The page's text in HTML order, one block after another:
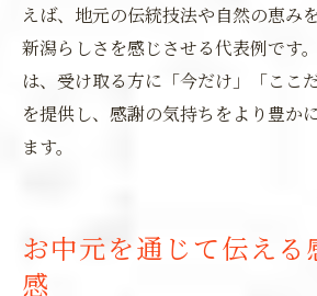
えば、地元の伝統技法や自然の恵み
新潟らしさを感じさせる代表例です
は、受け取る方に「今だけ」「ここ
を提供し、感謝の気持ちをより豊か
ます。
お中元を通じて伝える
感